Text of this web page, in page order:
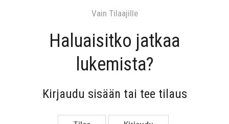
Vain Tilaa­jil­le
Haluai­sit­ko jat­kaa
lukemista?
Kir­jau­du sisään tai tee tilaus